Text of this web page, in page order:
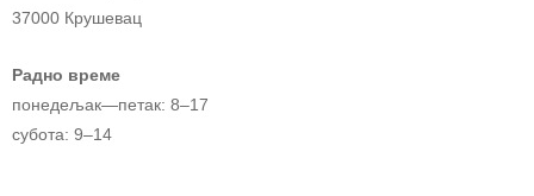
37000 Крушевац
Радно време
понедељак—петак: 8–17
субота: 9–14